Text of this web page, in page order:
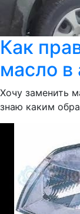
Как
масло в
Хочу заменить
знаю каким